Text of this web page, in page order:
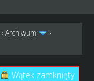
›Archiwum ›
Wątek zamknięty